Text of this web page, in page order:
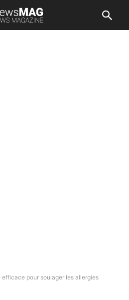
efficace pour soulager les allergies